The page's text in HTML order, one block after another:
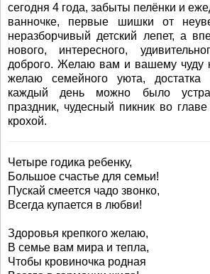
сегодня 4 года, забыты пелёнки и
ванночке, первые шишки от
неразборчивый детский лепет, а
нового, интересного,
доброго. Желаю вам и вашему чуду
желаю семейного уюта, достатка
каждый день можно было
праздник, чудесный пикник во
крохой.
Четыре годика ребенку,
Большое счастье для семьи!
Пускай смеется чадо звонко,
Всегда купается в любви!
Здоровья крепкого желаю,
В семье вам мира и тепла,
Чтобы кровиночка родная